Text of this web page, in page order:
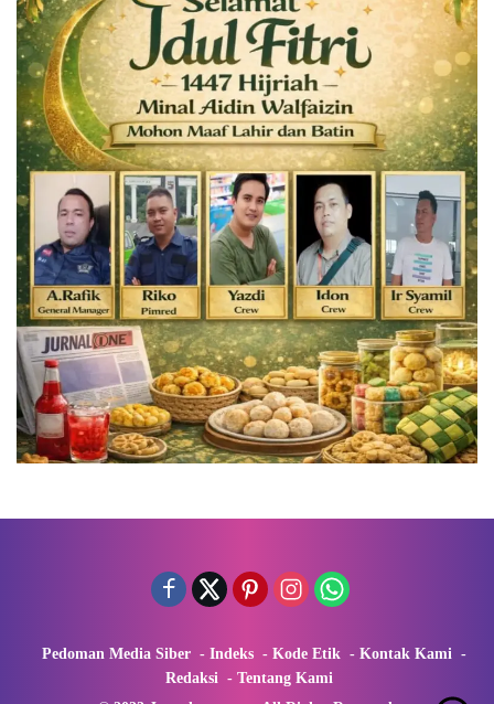
Pedoman Media Siber Indeks Kode Etik
Kontak Kami
Redaksi
Tentang Kami